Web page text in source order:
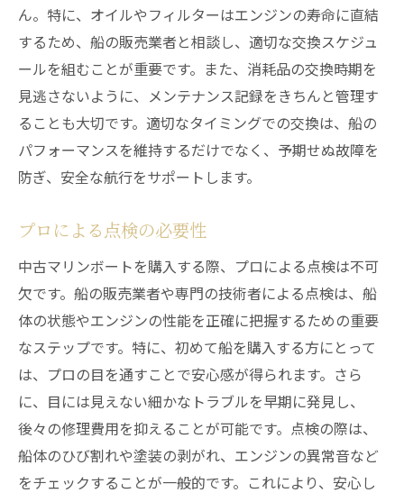
ん。特に、オイルやフィルターはエンジンの寿命に直結
するため、船の販売業者と相談し、適切な交換スケジュ
ールを組むことが重要です。また、消耗品の交換時期を
見逃さないように、メンテナンス記録をきちんと管理す
ることも大切です。適切なタイミングでの交換は、船の
パフォーマンスを維持するだけでなく、予期せぬ故障を
防ぎ、安全な航行をサポートします。
プロによる点検の必要性
中古マリンボートを購入する際、プロによる点検は不可
欠です。船の販売業者や専門の技術者による点検は、船
体の状態やエンジンの性能を正確に把握するための重要
なステップです。特に、初めて船を購入する方にとって
は、プロの目を通すことで安心感が得られます。さら
に、目には見えない細かなトラブルを早期に発見し、
後々の修理費用を抑えることが可能です。点検の際は、
船体のひび割れや塗装の剥がれ、エンジンの異常音など
をチェックすることが一般的です。これにより、安心し